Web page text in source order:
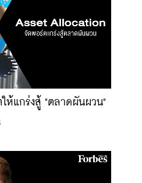
ห้แกร่งสู้ "ตลาดผันผวน"